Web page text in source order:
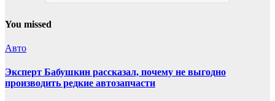
You missed
Авто
Эксперт Бабушкин рассказал, почему не выгодно
производить редкие автозапчасти